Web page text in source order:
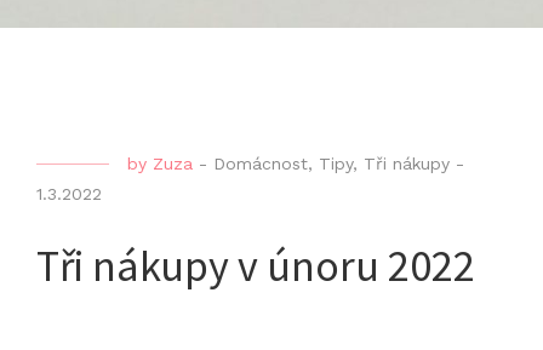
by Zuza - Domácnost, Tipy, Tři nákupy -
1.3.2022
Tři nákupy v únoru 2022